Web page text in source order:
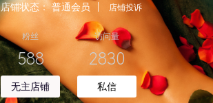
店铺状态：普通会员 店铺投诉
粉丝
588
无主店铺
访问量
2830
私信